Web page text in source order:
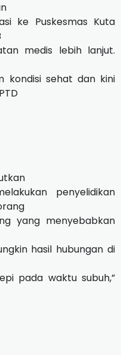
ke Puskesmas Kuta
medis lebih lanjut.
kondisi sehat dan kini
penyelidikan
yang menyebabkan
hasil hubungan di
pada waktu subuh,”